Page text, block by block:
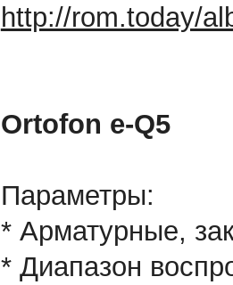
http://rom.today/
Ortofon e-Q5
Параметры:
* Арматурные,
* Диапазон